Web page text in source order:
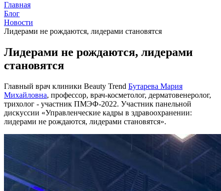
Главная
Блог
Новости
Лидерами не рождаются, лидерами становятся
Лидерами не рождаются, лидерами
становятся
Главный врач клиники Beauty Trend Бутарева Мария
Михайловна, профессор, врач-косметолог, дерматовенеролог,
трихолог - участник ПМЭФ-2022. Участник панельной
дискуссии «Управленческие кадры в здравоохранении:
лидерами не рождаются, лидерами становятся».